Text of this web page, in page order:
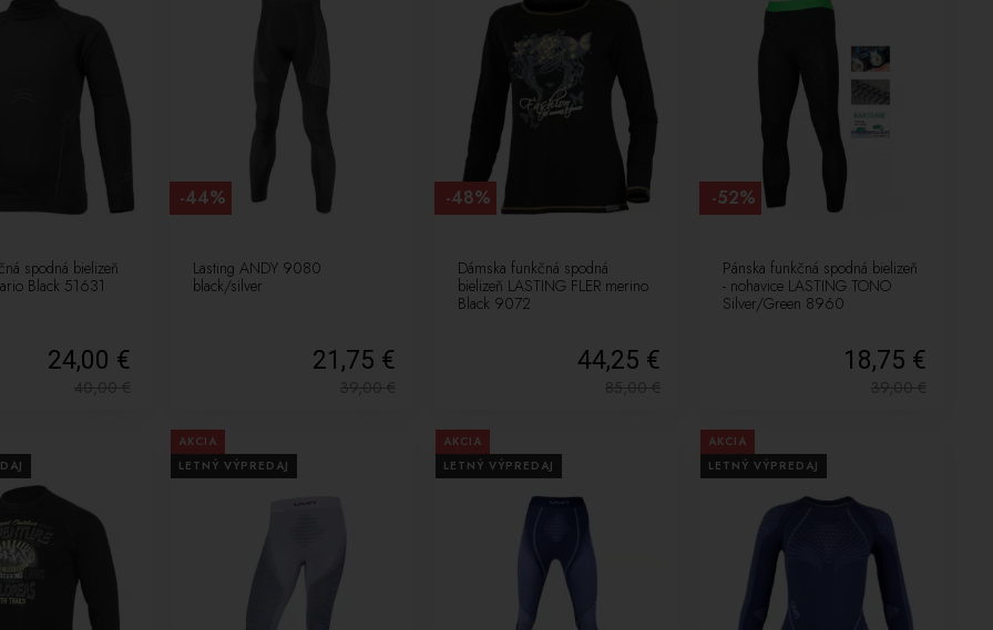
spodná bielizeň
Black 51631
24,00 €
40,00€
Lasting ANDY 9080
black/silver
21,75 €
39,00€
-44%
Dámska funkčná spodná
bielizeň LASTING FLER merino
Black 9072
44,25 €
85,00€
-48%
Pánska funkčná spodná bielizeň
- nohavice LASTING TONO
Silver/Green 8960
18,75 €
39,00€
-52%
AKCIA
LETNÝ VÝPREDAJ
AKCIA
LETNÝ VÝPREDAJ
AKCIA
LETNÝ VÝPREDAJ